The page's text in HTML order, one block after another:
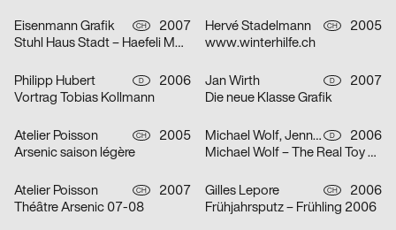
Eisenmann Grafik CH
2007
Stuhl Haus Stadt – Haefeli Moser Steiger
Hervé Stadelmann CH
2005
www.winterhilfe.ch
Philipp Hubert D
2006
Vortrag Tobias Kollmann
Jan Wirth D
2007
Die neue Klasse Grafik
Atelier Poisson CH
2005
Arsenic saison légère
Michael Wolf, Jennie Boie, Büro für Gestaltung Janssen D
2006
Michael Wolf – The Real Toy Story
Atelier Poisson CH
2007
Théâtre Arsenic 07-08
Gilles Lepore CH
2006
Frühjahrsputz – Frühling 2006